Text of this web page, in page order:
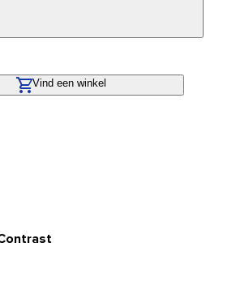
Vind een winkel